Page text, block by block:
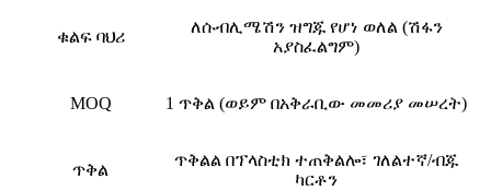
ቁልፍ ባህሪ
ለሱብሊሜሽን ዝግጁ የሆነ ወለል (ሽፋን
አያስፈልግም)
MOQ 1 ጥቅል (ወይም በአቅራቢው መመሪያ መሠረት)
ጥቅል
ጥቅልል በፕላስቲክ ተጠቅልሎ፣ ገለልተኛ/ብጁ
ካርቶን